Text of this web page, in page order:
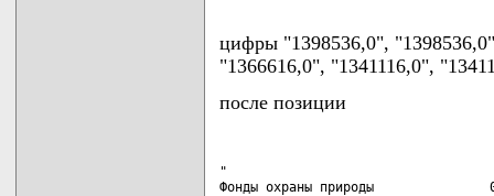
цифры "1398536,0",
"1366616,0", "1341116,0",
после позиции
"
Фонды охраны природы